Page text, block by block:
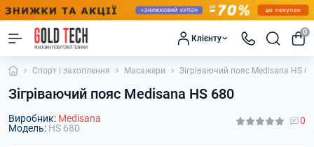
Клієнту
0
Спорт і захоплення Масажери Зігріваючий пояс Medisana HS
Зігріваючий пояс Medisana HS 680
Виробник: Medisana
Модель: HS 680
0